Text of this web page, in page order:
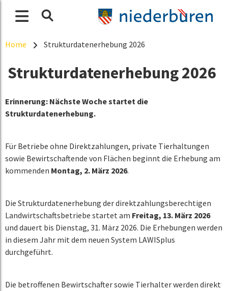
Home Strukturdatenerhebung 2026
Strukturdatenerhebung 2026
Erinnerung: Nächste Woche startet die
Strukturdatenerhebung.
Für Betriebe ohne Direktzahlungen, private Tierhaltungen
sowie Bewirtschaftende von Flächen beginnt die Erhebung am
kommenden Montag, 2. März 2026.
Die Strukturdatenerhebung der direktzahlungsberechtigen
Landwirtschaftsbetriebe startet am Freitag, 13. März 2026
und dauert bis Dienstag, 31. März 2026. Die Erhebungen werden
in diesem Jahr mit dem neuen System LAWISplus
durchgeführt.
Die betroffenen Bewirtschafter sowie Tierhalter werden direkt